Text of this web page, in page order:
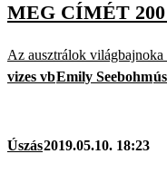
MEG CÍMÉT
Az ausztrálok
vizes vbEmily Seebohm
Úszás2019.05.10. 18:23